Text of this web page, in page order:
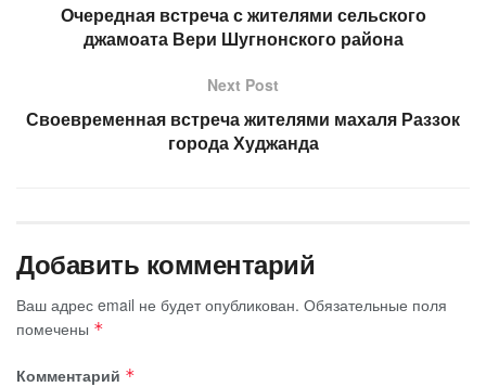
Очередная встреча с жителями сельского
джамоата Вери Шугнонского района
Next Post
Своевременная встреча жителями махаля Раззок
города Худжанда
Добавить комментарий
Ваш адрес email не будет опубликован. Обязательные поля
помечены *
Комментарий *